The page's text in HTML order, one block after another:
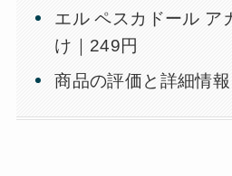
エル ペスカドール ア
け｜249円
商品の評価と詳細情報